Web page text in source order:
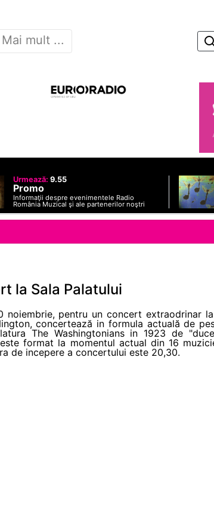
Mai mult ...
Urmează: 9.55
Promo
Informaţii despre evenimentele Radio
România Muzical şi ale partenerilor noştri
la Sala Palatului
noiembrie, pentru un concert extraodrinar
concertează in formula actuală de
The Washingtonians in 1923 de
format la momentul actual din 16
de incepere a concertului este 20,30.